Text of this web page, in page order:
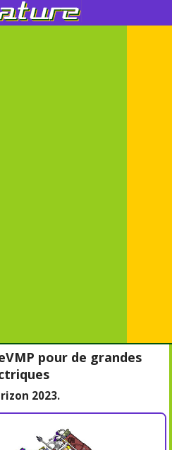
pour de grandes
2023.